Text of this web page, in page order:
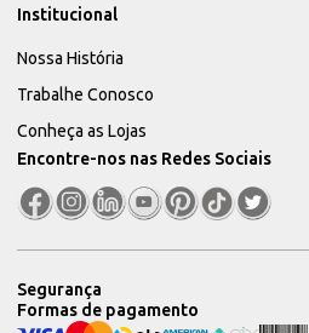
Institucional
Nossa História
Trabalhe Conosco
Conheça as Lojas
Encontre-nos nas Redes Sociais
Segurança
Formas de pagamento